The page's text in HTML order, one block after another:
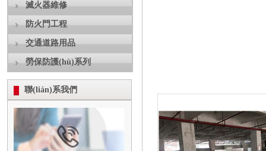
滅火器維修
防火門工程
交通道路用品
勞保防護(hù)系列
聯(lián)系我們